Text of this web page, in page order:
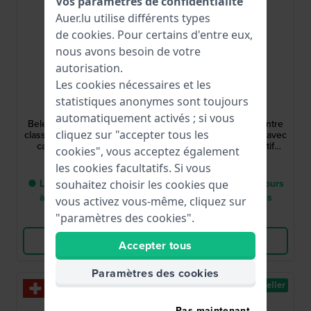
Balmain
B8358.33.18
Beleganza 32 mm Montre
classique pour femme avec
cadran et date à motif
Arabesque
460,00 €
● Livraison entre 4 jours
à 8 jours ouvrables
Comparer
Voir les produits
Balmain
B8352.39.18
Beleganza 32 mm Montre
classique pour femme avec
cadran et date à motif
Arabesque
460,00 €
● Livraison entre 4 jours
à 8 jours ouvrables
Voir les produits
Best-seller
Auer.lu utilise différents types
de cookies. Pour certains d'entre eux,
nous avons besoin de votre
autorisation.
Les cookies nécessaires et les
statistiques anonymes sont toujours
automatiquement activés ; si vous
cliquez sur "accepter tous les
cookies", vous acceptez également
les cookies facultatifs. Si vous
souhaitez choisir les cookies que
vous activez vous-même, cliquez sur
"paramètres des cookies".
Accepter tous
Paramètres des cookies